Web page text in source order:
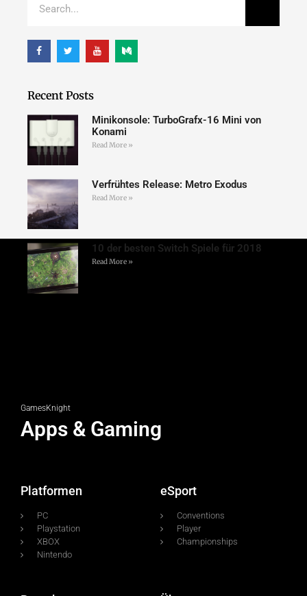
Recent Posts
Minikonsole: TurboGrafx-16 Mini von
Konami
Read More »
Verfrühtes Release: Metro Exodus
Read More »
10 der besten Switch Spiele für 2018
Read More »
GamesKnight
Apps & Gaming
Platformen
PC
Playstation
XBOX
Nintendo
eSport
Conventions
Player
Championships